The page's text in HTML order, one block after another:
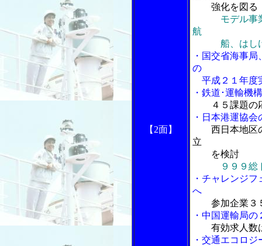
【2面】
強化を図る
モデル事
航
船、はしけ
・国交省海事
の
平成２１年度
・鉄道･運輸機
４５課題の
・日本港運協
西日本地区
立
を検討
９９９
・チャレンジ
へ
参加企業３
・中国運輸局
有効求人数
・交通エコロ